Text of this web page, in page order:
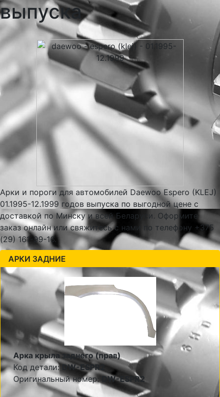
выпуска
Арки и пороги для автомобилей Daewoo Espero (KLEJ)
01.1995-12.1999 годов выпуска по выгодной цене с
доставкой по Минску и всей Беларуси. Оформите
заказ онлайн или свяжитесь с нами по телефону +375
(29) 161-99-16.
АРКИ ЗАДНИЕ
Арка крыла заднего (прав)
Код детали: DW-ESPR2
Оригинальный номер: DW-ESPR2